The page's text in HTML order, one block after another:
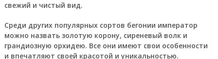
свежий и чистый вид.
Среди других популярных сортов бегонии император
можно назвать золотую корону, сиреневый волк и
грандиозную орхидею. Все они имеют свои особенности
и впечатляют своей красотой и уникальностью.